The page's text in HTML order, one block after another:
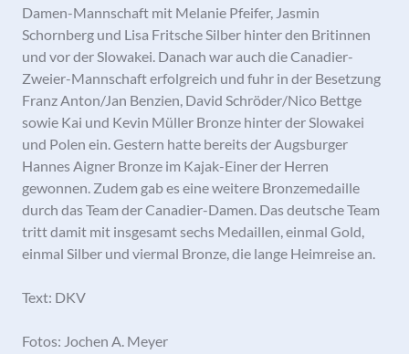
Damen-Mannschaft mit Melanie Pfeifer, Jasmin
Schornberg und Lisa Fritsche Silber hinter den Britinnen
und vor der Slowakei. Danach war auch die Canadier-
Zweier-Mannschaft erfolgreich und fuhr in der Besetzung
Franz Anton/Jan Benzien, David Schröder/Nico Bettge
sowie Kai und Kevin Müller Bronze hinter der Slowakei
und Polen ein. Gestern hatte bereits der Augsburger
Hannes Aigner Bronze im Kajak-Einer der Herren
gewonnen. Zudem gab es eine weitere Bronzemedaille
durch das Team der Canadier-Damen. Das deutsche Team
tritt damit mit insgesamt sechs Medaillen, einmal Gold,
einmal Silber und viermal Bronze, die lange Heimreise an.
Text: DKV
Fotos: Jochen A. Meyer